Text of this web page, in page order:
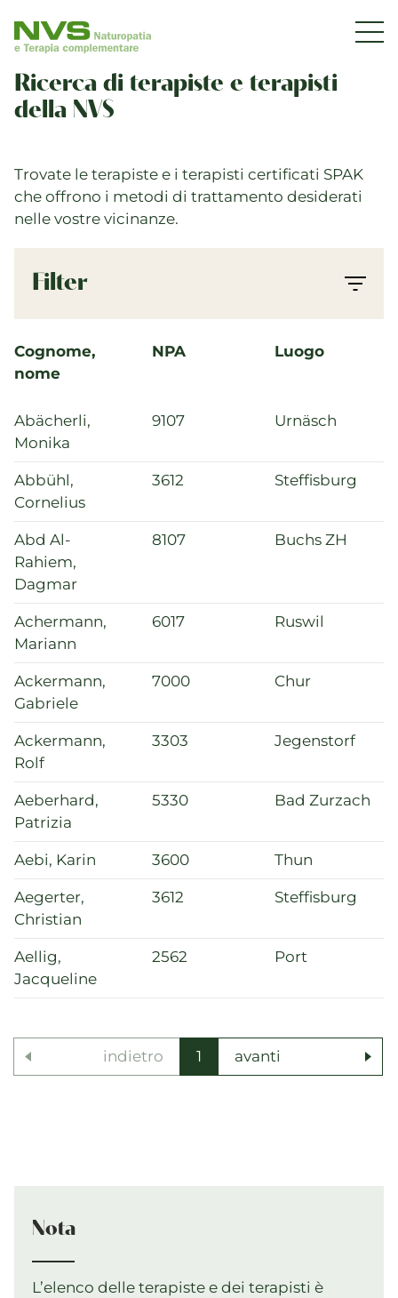
NVS
Associazione
Svizzera
di
alla
pagina
iniziale
DE |FR|IT
Associazione professionale NVS
Organizzazione
Adesione
Servizi per associazioni
Informazioni di settore
Gestione ambulatorio
Politica e leggi
Formazione
Carriera e opportunità di lavoro
Eventi attuali
Attualità
Directory di ricerca
Ricerca di terapiste e terapisti
della NVS
543
196
40
7
10
37
12
3
2
Trovate le terapiste e i terapisti certificati SPAK
che offrono i metodi di trattamento desiderati
nelle vostre vicinanze.
Filter
Cognome,
nome
NPA Luogo
Abächerli,
Monika
9107 Urnäsch
Abbühl,
Cornelius
3612 Steffisburg
Abd Al-
Rahiem,
Dagmar
8107 Buchs ZH
Achermann,
Mariann
6017 Ruswil
Ackermann,
Gabriele
7000 Chur
Ackermann,
Rolf
3303 Jegenstorf
Aeberhard,
Patrizia
5330 Bad Zurzach
Aebi, Karin 3600 Thun
Aegerter,
Christian
3612 Steffisburg
Aellig,
Jacqueline
2562 Port
indietro 1 avanti
Nota
L’elenco delle terapiste e dei terapisti è